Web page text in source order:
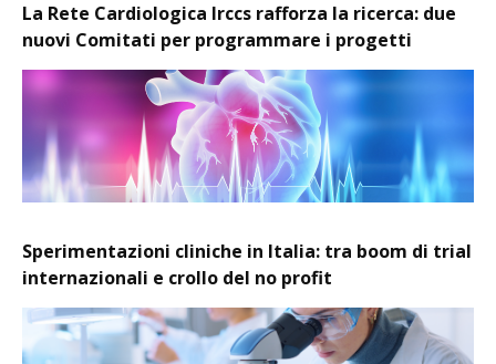
La Rete Cardiologica Irccs rafforza la ricerca: due
nuovi Comitati per programmare i progetti
Sperimentazioni cliniche in Italia: tra boom di trial
internazionali e crollo del no profit